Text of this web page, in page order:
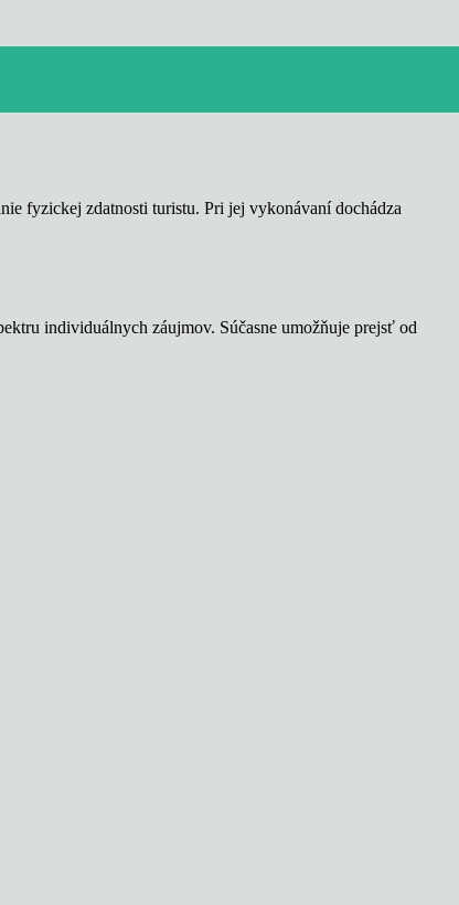
fyzickej zdatnosti turistu. Pri jej vykonávaní dochádza
individuálnych záujmov. Súčasne umožňuje prejsť od